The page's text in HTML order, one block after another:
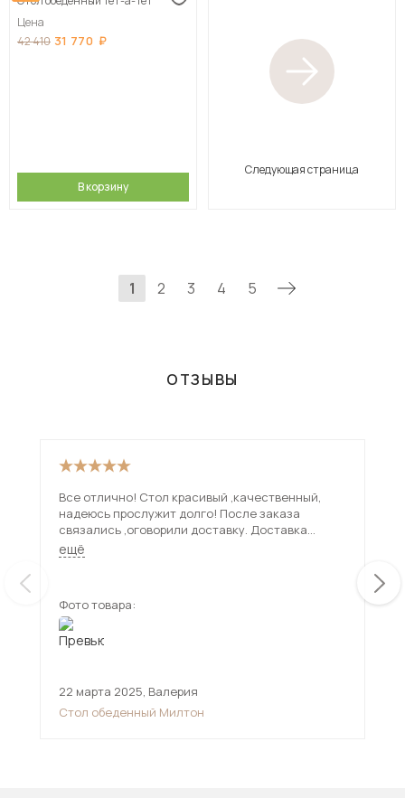
Цена
42 410 31 770
В корзину
Следующая страница
1 2 3 4 5
ОТЗЫВЫ
Все отлично! Стол красивый ,качественный,
надеюсь прослужит долго! После заказа
связались ,оговорили доставку. Доставка
привезла стол в срок , все проверили ! Спасибо
продавцу и доставке!
ещё
Фото товара:
22 марта 2025, Валерия
Стол обеденный Милтон